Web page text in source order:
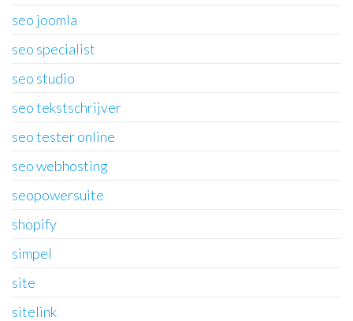
seo joomla
seo specialist
seo studio
seo tekstschrijver
seo tester online
seo webhosting
seopowersuite
shopify
simpel
site
sitelink